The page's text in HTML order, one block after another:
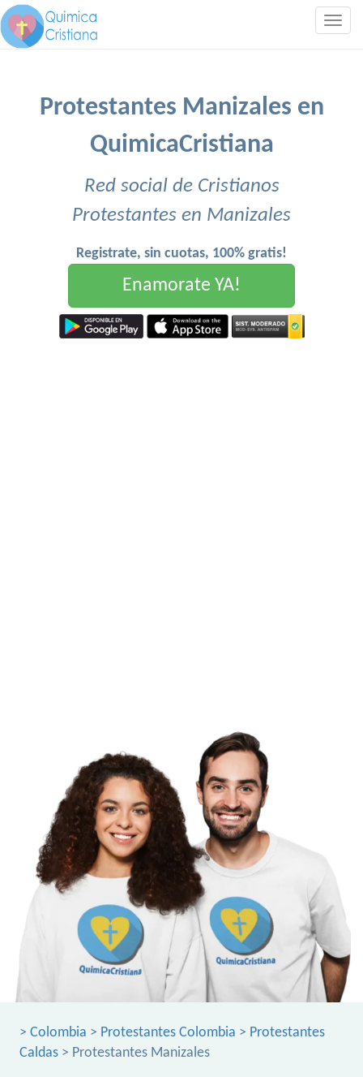
Protestantes Manizales en
QuimicaCristiana
Red social de Cristianos
Protestantes en Manizales
Registrate, sin cuotas, 100% gratis!
Enamorate YA!
> Colombia > Protestantes Colombia > Protestantes
Caldas > Protestantes Manizales